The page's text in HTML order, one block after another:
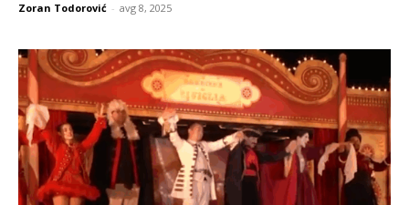
Zoran Todorović - avg 8, 2025